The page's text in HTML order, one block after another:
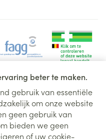
beter te maken.
gebruik van essentiële
om onze website
geen gebruik van
bieden we geen
of uw cookie-